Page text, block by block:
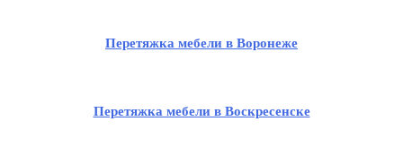
Перетяжка мебели в Воронеже
Перетяжка мебели в Воскресенске